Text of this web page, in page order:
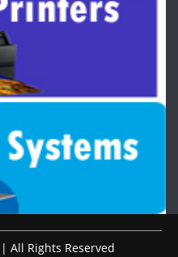
All Rights Reserved